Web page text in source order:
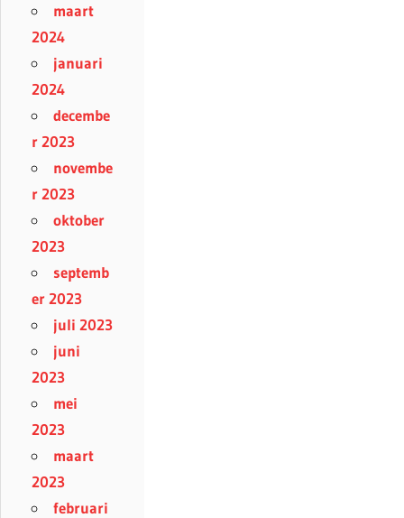
maart
2024
januari
2024
decembe
r 2023
novembe
r 2023
oktober
2023
septemb
er 2023
juli 2023
juni
2023
mei
2023
maart
2023
februari